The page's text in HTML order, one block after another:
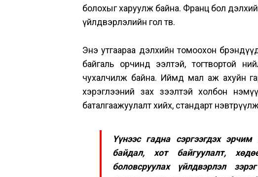
болохыг харуулж байна. Франц бол
үйлдвэрлэлийн гол төв.
Энэ утгаараа дэлхийн томоохон
байгаль орчинд ээлтэй, тогтвортой
чухалчилж байна. Иймд мал аж ахуйн
хэрэглээний зах зээлтэй холбон
баталгаажуулалт хийх, стандарт
Үүнээс гадна сэргээгдэх
байдал, хот байгуулалт,
боловсруулах үйлдвэрлэл